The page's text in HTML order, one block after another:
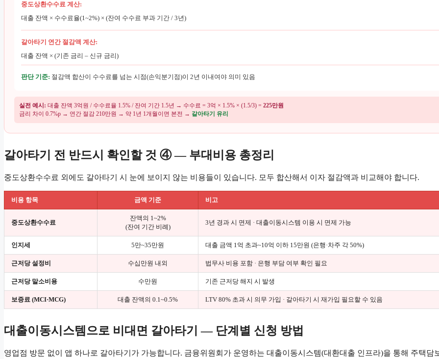
중도상환수수료 계산:
대출 잔액 × 수수료율(1~2%) × (잔여 수수료 부과 기간 / 3년)
갈아타기 연간 절감액 계산:
대출 잔액 × (기존 금리 – 신규 금리)
판단 기준: 절감액 합산이 수수료를 넘는 시점(손익분기점)이 2년 이내여야 의미 있음
실전 예시: 대출 잔액 3억원 / 수수료율 1.5% / 잔여 기간 1.5년 → 수수료 = 3억 × 1.5% × (1.5/3) = 225만원
금리 차이 0.7%p → 연간 절감 210만원 → 약 1년 1개월이면 본전 → 갈아타기 유리
갈아타기 전 반드시 확인할 것 ④ — 부대비용 총정리
중도상환수수료 외에도 갈아타기 시 눈에 보이지 않는 비용들이 있습니다. 모두 합산해서 이자 절감액과 비교해야 합니다.
비용 항목 금액 기준 비고
중도상환수수료
잔액의 1~2%
(잔여 기간 비례)
3년 경과 시 면제 · 대출이동시스템 이용 시 면제 가능
인지세 5만~35만원 대출 금액 1억 초과~10억 이하 15만원 (은행·차주 각 50%)
근저당 설정비 수십만원 내외 법무사 비용 포함 · 은행 부담 여부 확인 필요
근저당 말소비용 수만원 기존 근저당 해지 시 발생
보증료 (MCI·MCG) 대출 잔액의 0.1~0.5% LTV 80% 초과 시 의무 가입 · 갈아타기 시 재가입 필요할 수 있음
대출이동시스템으로 비대면 갈아타기 — 단계별 신청 방법
영업점 방문 없이 앱 하나로 갈아타기가 가능합니다. 금융위원회가 운영하는 대출이동시스템(대환대출 인프라)을 통해 주택담